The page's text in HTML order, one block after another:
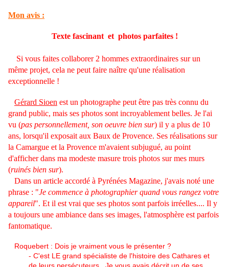
Mon avis :
Texte fascinant et photos parfaites !
Si vous faites collaborer 2 hommes extraordinaires sur un
même projet, cela ne peut faire naître qu'une réalisation
exceptionnelle !
Gérard Sioen est un photographe peut être pas très connu du
grand public, mais ses photos sont incroyablement belles. Je l'ai
vu (pas personnellement, son oeuvre bien sur) il y a plus de 10
ans, lorsqu'il exposait aux Baux de Provence. Ses réalisations sur
la Camargue et la Provence m'avaient subjugué, au point
d'afficher dans ma modeste masure trois photos sur mes murs
(ruinés bien sur).
Dans un article accordé à Pyrénées Magazine, j'avais noté une
phrase : "Je commence à photographier quand vous rangez votre
appareil". Et il est vrai que ses photos sont parfois irréelles.... Il y
a toujours une ambiance dans ses images, l'atmosphère est parfois
fantomatique.
Roquebert : Dois je vraiment vous le présenter ?
- C'est LE grand spécialiste de l'histoire des Cathares et